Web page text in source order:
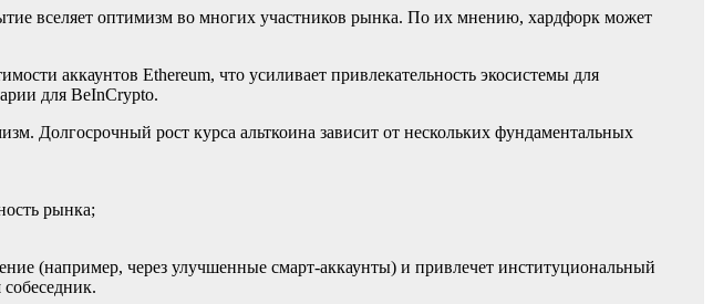
вселяет оптимизм во многих участников рынка. По их мнению, хардфорк может
аккаунтов Ethereum, что усиливает привлекательность экосистемы для
для BeInCrypto.
Долгосрочный рост курса альткоина зависит от нескольких фундаментальных
рынка;
(например, через улучшенные смарт-аккаунты) и привлечет институциональный